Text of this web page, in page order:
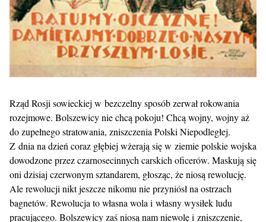
Rząd Rosji sowieckiej w bezczelny sposób zerwał rokowania
rozejmowe. Bolszewicy nie chcą pokoju! Chcą wojny, wojny aż
do zupełnego stratowania, zniszczenia Polski Niepodległej.
Z dnia na dzień coraz głębiej wżerają się w ziemie polskie wojska
dowodzone przez czarnosecinnych carskich oficerów. Maskują się
oni dzisiaj czerwonym sztandarem, głosząc, że niosą rewolucję.
Ale rewolucji nikt jeszcze nikomu nie przyniósł na ostrzach
bagnetów. Rewolucja to własna wola i własny wysiłek ludu
pracującego. Bolszewicy zaś niosą nam niewolę i zniszczenie,